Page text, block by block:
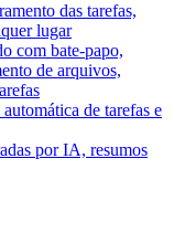
das tarefas,
lugar
com bate-papo,
de arquivos,
de tarefas e
por IA, resumos